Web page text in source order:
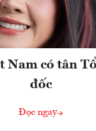
Nam có tân
đốc
Đọc ngay